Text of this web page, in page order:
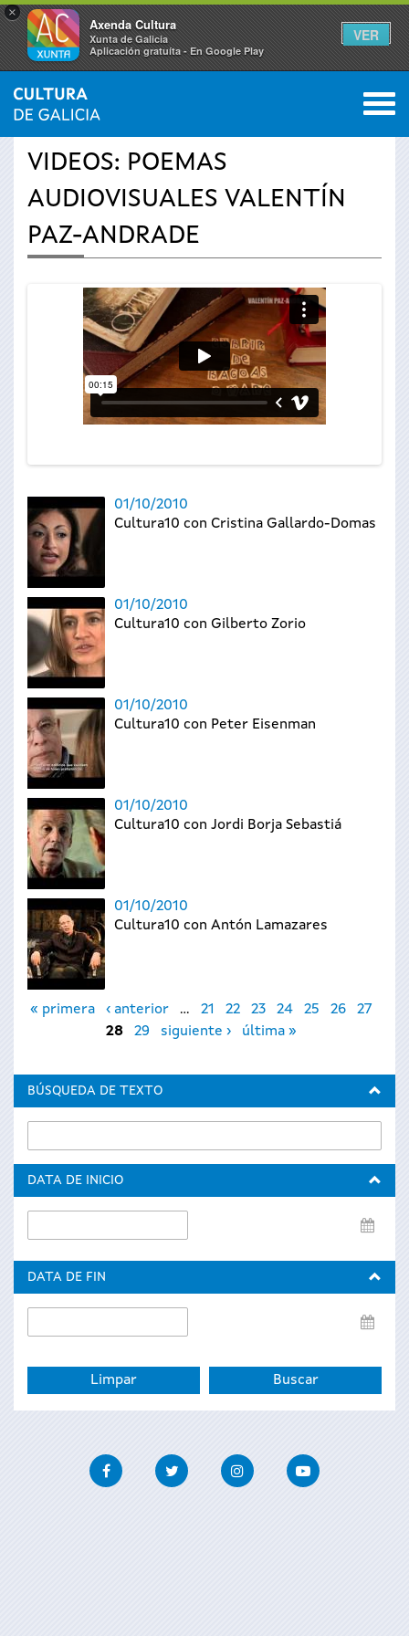
×
Axenda Cultura
Xunta de Galicia
Aplicación gratuíta - En Google Play
VER
Se
usted
INICIO › ACTUALIDAD 0
VIDEOS: POEMAS
AUDIOVISUALES VALENTÍN
PAZ-ANDRADE
01/10/2010
Cultura10 con Cristina Gallardo-Domas
01/10/2010
Cultura10 con Gilberto Zorio
01/10/2010
Cultura10 con Peter Eisenman
01/10/2010
Cultura10 con Jordi Borja Sebastiá
01/10/2010
Cultura10 con Antón Lamazares
Páginas
« primera ‹ anterior … 21 22 23 24 25 26
27
28
29 siguiente › última »
BÚSQUEDA DE TEXTO
DATA DE INICIO
de
DATA DE FIN
de
FacebookTwitter InstagramYoutube